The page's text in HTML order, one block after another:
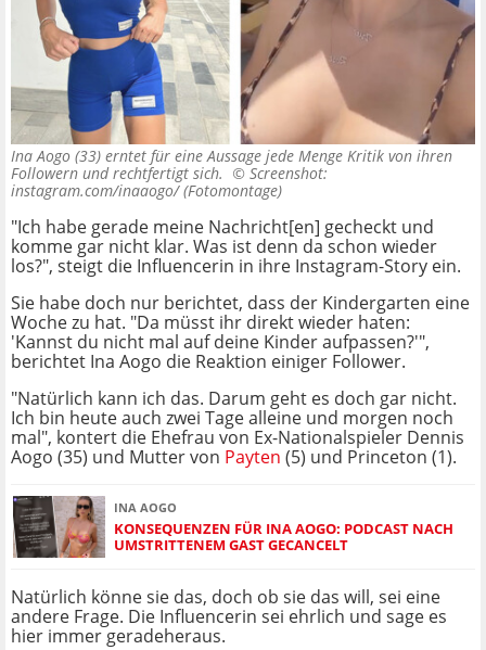
Ina Aogo (33) erntet für eine Aussage jede Menge Kritik von ihren
Followern und rechtfertigt sich. © Screenshot:
instagram.com/inaaogo/ (Fotomontage)
"Ich habe gerade meine Nachricht[en] gecheckt und
komme gar nicht klar. Was ist denn da schon wieder
los?", steigt die Influencerin in ihre Instagram-Story ein.
Sie habe doch nur berichtet, dass der Kindergarten eine
Woche zu hat. "Da müsst ihr direkt wieder haten:
'Kannst du nicht mal auf deine Kinder aufpassen?'",
berichtet Ina Aogo die Reaktion einiger Follower.
"Natürlich kann ich das. Darum geht es doch gar nicht.
Ich bin heute auch zwei Tage alleine und morgen noch
mal", kontert die Ehefrau von Ex-Nationalspieler Dennis
Aogo (35) und Mutter von Payten (5) und Princeton (1).
INA AOGO
KONSEQUENZEN FÜR INA AOGO: PODCAST NACH
UMSTRITTENEM GAST GECANCELT
Natürlich könne sie das, doch ob sie das will, sei eine
andere Frage. Die Influencerin sei ehrlich und sage es
hier immer geradeheraus.